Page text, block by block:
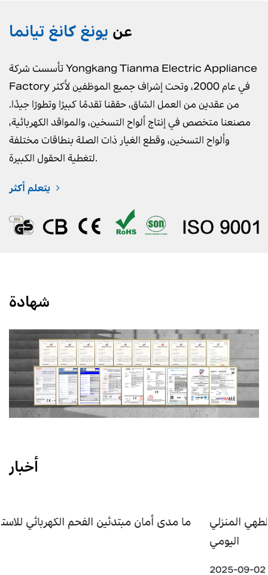
عن يونغ كانغ تيانما
تأسست شركة Yongkang Tianma Electric Appliance
Factory في عام 2000، وتحت إشراف جميع الموظفين لأكثر
من عقدين من العمل الشاق، حققنا تقدمًا كبيرًا وتطورًا جيدًا.
مصنعنا متخصص في إنتاج ألواح التسخين، والمواقد الكهربائية،
وألواح التسخين، وقطع الغيار ذات الصلة بنطاقات مختلفة
لتغطية الحقول الكبيرة.
يتعلم أكثر
شهادة
أخبار
ما مدى أمان
المواقد الكهربائية عملية للطهي المنزلي